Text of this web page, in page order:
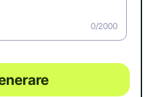
0/2000